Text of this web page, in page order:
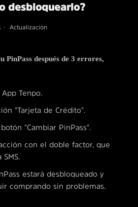
desbloquearlo?
Actualización
PinPass después de 3 errores,
Tenpo.
"Tarjeta de Crédito".
"Cambiar PinPass".
con el doble factor, que
estará desbloqueado y
comprando sin problemas.